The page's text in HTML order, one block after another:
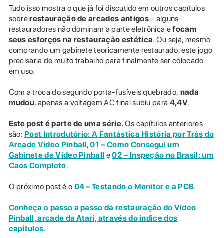
Tudo isso mostra o que já foi discutido em outros capítulos
sobrerestauração de arcades antigos– alguns
restauradores não dominam a parte eletrônica efocam
seus esforços na restauração estética. Ou seja, mesmo
comprando um gabinete teoricamente restaurado, este jogo
precisaria de muito trabalho para finalmente ser colocado
em uso.
Com a troca do segundo porta-fusíveis quebrado, nada
mudou, apenas a voltagem AC final subiu para 4,4V.
Este post é parte de uma série.Os capítulos anteriores
são: Post Introdutório: A Fantástica História por Trás do
Arcade Video Pinball,01 – Como Consegui um
Gabinete de Video Pinball e02 – Inspeção no Brasil: um
Caos Completo.
O próximo post é o 04 – Testando o Monitor e a PCB.
Conheça o passo a passo da restauração do Video
Pinball, arcade da Atari, através do índice dos
capítulos.